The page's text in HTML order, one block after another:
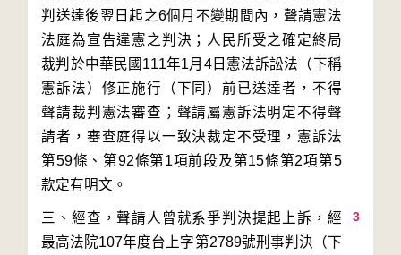
判送達後翌日起之6個月不變期間內，聲請憲法
法庭為宣告違憲之判決；人民所受之確定終局
裁判於中華民國111年1月4日憲法訴訟法（下稱
憲訴法）修正施行（下同）前已送達者，不得
聲請裁判憲法審查；聲請屬憲訴法明定不得聲
請者，審查庭得以一致決裁定不受理，憲訴法
第59條、第92條第1項前段及第15條第2項第5
3
三、經查，聲請人曾就系爭判決提起上訴，經
最高法院107年度台上字第2789號刑事判決（下